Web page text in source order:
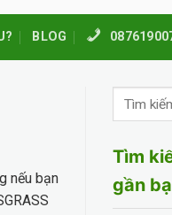
BLOG
nếu bạn
Tìm
gần